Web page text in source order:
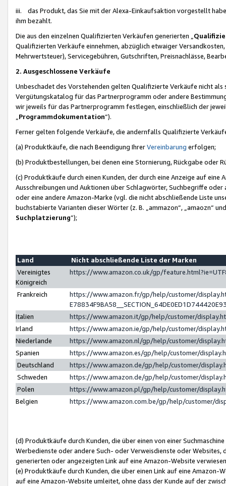
iii. das Produkt, das Sie mit der Alexa-Einkaufsaktion vorgestellt
ihm bezahlt.
Die aus den einzelnen Qualifizierten Verkäufen generierten „
Qualifizierten Verkäufe einnehmen, abzüglich etwaiger
Mehrwertsteuer), Servicegebühren, Gutschriften, Preisnachlässe,
2. Ausgeschlossene Verkäufe
Unbeschadet des Vorstehenden gelten Qualifizierte Verkäufe nicht
Vergütungskatalog für das Partnerprogramm oder andere
wir jeweils für das Partnerprogramm festlegen, einschließlich der
Programmdokumentation“).
Ferner gelten folgende Verkäufe, die andernfalls Qualifizierte
(a) Produktkäufe, die nach Beendigung IhrerVereinbarung erfolgen;
(b) Produktbestellungen, bei denen eine Stornierung, Rückgabe oder
(c) Produktkäufe durch einen Kunden, der durch eine Anzeige auf
Ausschreibungen und Auktionen über Schlagwörter, Suchbegriffe
oder eine andere Amazon-Marke (vgl. die nicht abschließende Liste
buchstabierte Varianten dieser Wörter (z. B. „ammazon“, „amaozn“
Suchplatzierung”);
Land
Nicht abschließende Liste der Marken
Vereinigtes
Königreich
https://www.amazon.co.uk/gp/
Frankreich
https://www.amazon.fr/gp/help/customer/
Italien
https://www.amazon.it/gp/help/customer/
Irland
https://www.amazon.ie/gp/help/customer/
Niederlande
https://www.amazon.nl/gp/help/customer/
Spanien
https://www.amazon.es/gp/help/customer/
Deutschland
https://www.amazon.de/gp/help/customer/
Schweden
https://www.amazon.de/gp/help/customer/
Polen
https://www.amazon.pl/gp/help/customer/
Belgien
https://www.amazon.com.be/gp/help/customer/
(d) Produktkäufe durch Kunden, die über einen von einer
Werbedienste oder andere Such- oder Verweisdienste oder Websites,
generierten oder angezeigten Link auf eine Amazon-Website
(e) Produktkäufe durch Kunden, die über einen Link auf eine
auf eine Amazon-Website umleitet, ohne dass der Kunde auf der